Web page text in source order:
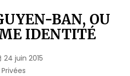
BAN, OU
IDENTITÉ
24 juin 2015